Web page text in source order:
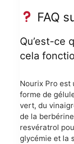
FAQ
Qu’est-ce
cela
Nourix Pro est
forme de
vert, du
de la
resvératrol
glycémie et la